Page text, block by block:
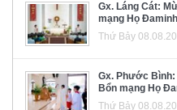
Gx. Láng Cát:
mạng Họ Đaminh
Thứ Bảy
Gx. Phước
Bổn mạng Họ
Thứ Bảy